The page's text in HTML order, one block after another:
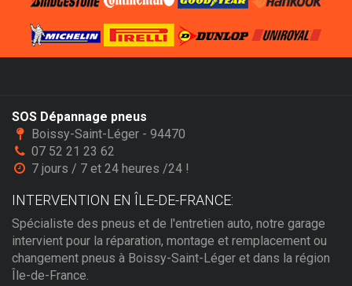
SOS Dépannage pneus
Boissy-Saint-Léger - 94470
07 52 21 23 62
7 jours / 7 et 24 heures /24 !
INTERVENTION EN ÎLE-DE-FRANCE:
Spécialiste des pneus et de l'entretien auto, notre garage
intervient pour la réparation, montage et remplacement ou
changement pneus à Boissy-Saint-Léger et dans la région
Île-de-France.